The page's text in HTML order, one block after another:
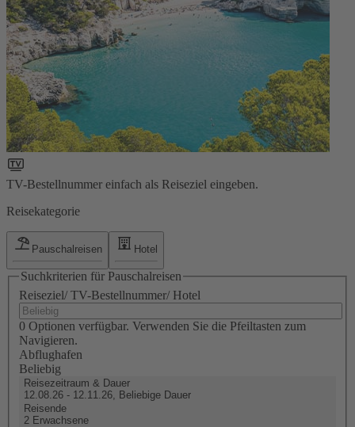
TV-Bestellnummer einfach als Reiseziel eingeben.
Reisekategorie
Pauschalreisen Hotel
Suchkriterien für Pauschalreisen
Reiseziel/ TV-Bestellnummer/ Hotel
0 Optionen verfügbar. Verwenden Sie die Pfeiltasten zum
Navigieren.
Abflughafen
Beliebig
Reisezeitraum & Dauer
12.08.26 - 12.11.26, Beliebige Dauer
Reisende
2 Erwachsene